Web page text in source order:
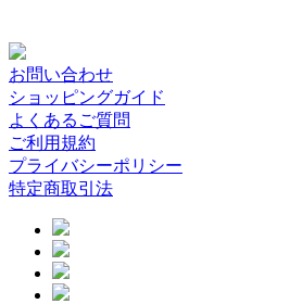
お問い合わせ
ショッピングガイド
よくあるご質問
ご利用規約
プライバシーポリシー
特定商取引法